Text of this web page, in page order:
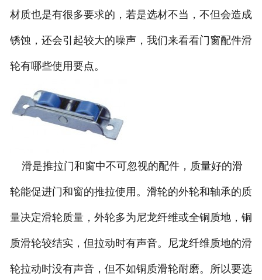
材质也是有很多要求的，若是选材不当，不但会造成
锈蚀，还会引起较大的噪声，我们来看看门窗配件滑
轮有哪些使用要点。
滑是推拉门和窗中不可忽视的配件，质量好的滑
轮能促进门和窗的推拉使用。滑轮的外轮和轴承的质
量决定滑轮质量，外轮多为尼龙纤维或全铜质地，铜
质滑轮较结实，但拉动时有声音。尼龙纤维质地的滑
轮拉动时没有声音，但不如铜质滑轮耐磨。所以要选